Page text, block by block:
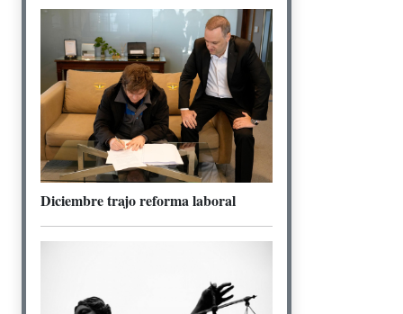
Diciembre trajo reforma laboral